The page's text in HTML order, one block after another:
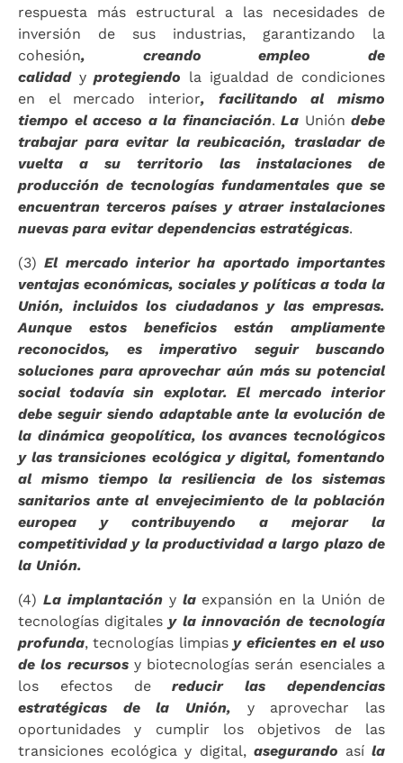
respuesta más estructural a las necesidades de
inversión de sus industrias, garantizando la
cohesión, creando empleo de
calidadyprotegiendo la igualdad de condiciones
en el mercado interior, facilitando al mismo
tiempo el acceso a la financiación. La Unión debe
trabajar para evitar la reubicación, trasladar de
vuelta a su territorio las instalaciones de
producción de tecnologías fundamentales que se
encuentran terceros países y atraer instalaciones
nuevas para evitar dependencias estratégicas.
(3)El mercado interior ha aportado importantes
ventajas económicas, sociales y políticas a toda la
Unión, incluidos los ciudadanos y las empresas.
Aunque estos beneficios están ampliamente
reconocidos, es imperativo seguir buscando
soluciones para aprovechar aún más su potencial
social todavía sin explotar. El mercado interior
debe seguir siendo adaptable ante la evolución de
la dinámica geopolítica, los avances tecnológicos
y las transiciones ecológica y digital, fomentando
al mismo tiempo la resiliencia de los sistemas
sanitarios ante al envejecimiento de la población
europea y contribuyendo a mejorar la
competitividad y la productividad a largo plazo de
la Unión.
(4) La implantacióny laexpansión en la Unión de
tecnologías digitales y la innovación de tecnología
profunda, tecnologías limpiasy eficientes en el uso
de los recursosy biotecnologías serán esenciales a
los efectos dereducir las dependencias
estratégicas de la Unión, y aprovechar las
oportunidades y cumplir los objetivos de las
transiciones ecológica y digital, asegurando asíla